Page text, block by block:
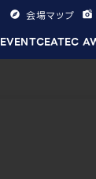
CEATEC
会場マップ